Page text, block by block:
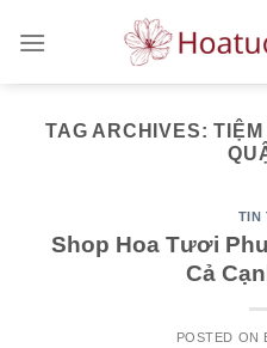
TAG ARCHIVES:
TIN
Shop Hoa Tươi
Cả
POSTED ON